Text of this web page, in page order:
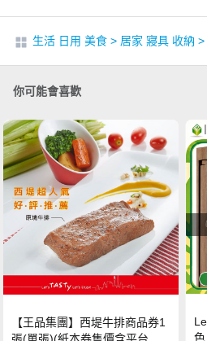
生活 日用 美食 > 居家 寢具 收納 >
你可能會喜歡
【王品集團】西堤牛排商品券1
色